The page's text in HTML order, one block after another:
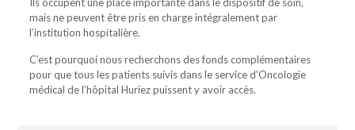
mais ne peuvent être pris en charge intégralement par
l’institution hospitalière.
C’est pourquoi nous recherchons des fonds complémentaires
pour que tous les patients suivis dans le service d’Oncologie
médical de l’hôpital Huriez puissent y avoir accès.